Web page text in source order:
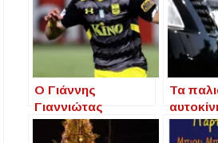
Ο Γιάννης
Γιαννιώτας
επέστρεψε στον
Άρη μετά από 12
Τα